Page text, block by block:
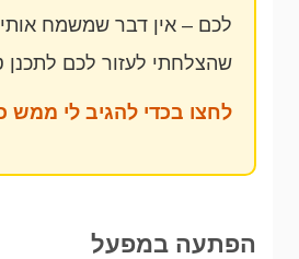
לכם – אין דבר שמשמח
שהצלחתי לעזור לכם לתכנן
לחצו בכדי להגיב לי ממש
הפתעה במפעל